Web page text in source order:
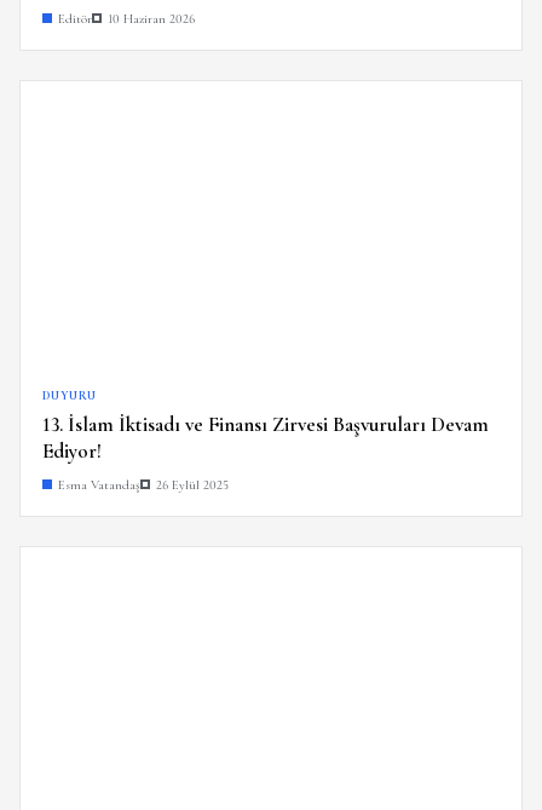
Editör 10 Haziran 2026
DUYURU
13. İslam İktisadı ve Finansı Zirvesi Başvuruları Devam
Ediyor!
Esma Vatandaş 26 Eylül 2025